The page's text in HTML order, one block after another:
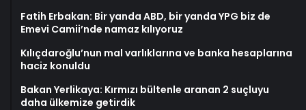
Fatih Erbakan: Bir yanda ABD, bir yanda YPG biz de
Emevi Camii’nde namaz kılıyoruz
Kılıçdaroğlu’nun mal varlıklarına ve banka hesaplarına
haciz konuldu
Bakan Yerlikaya: Kırmızı bültenle aranan 2 suçluyu
daha ülkemize getirdik